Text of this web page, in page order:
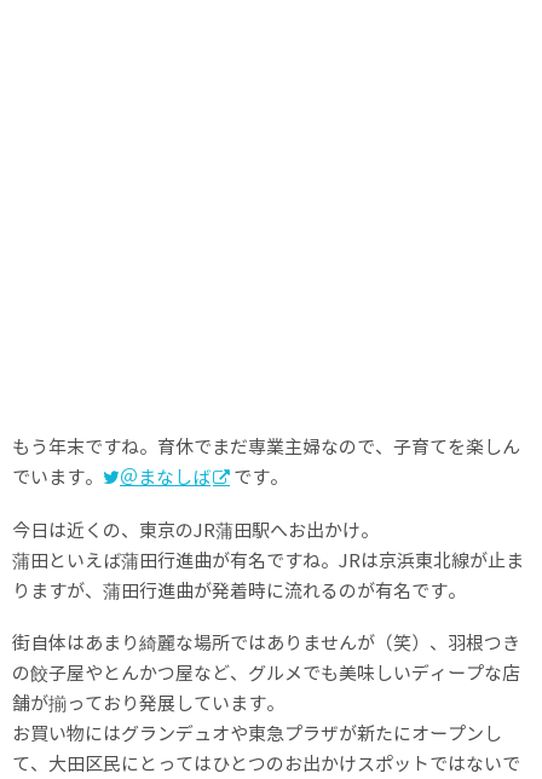
もう年末ですね。育休でまだ専業主婦なので、子育てを楽しん
でいます。
＠まなしば です。
今日は近くの、東京のJR蒲田駅へお出かけ。
蒲田といえば蒲田行進曲が有名ですね。JRは京浜東北線が止ま
りますが、蒲田行進曲が発着時に流れるのが有名です。
街自体はあまり綺麗な場所ではありませんが（笑）、羽根つき
の餃子屋やとんかつ屋など、グルメでも美味しいディープな店
舗が揃っており発展しています。
お買い物にはグランデュオや東急プラザが新たにオープンし
て、大田区民にとってはひとつのお出かけスポットではないで